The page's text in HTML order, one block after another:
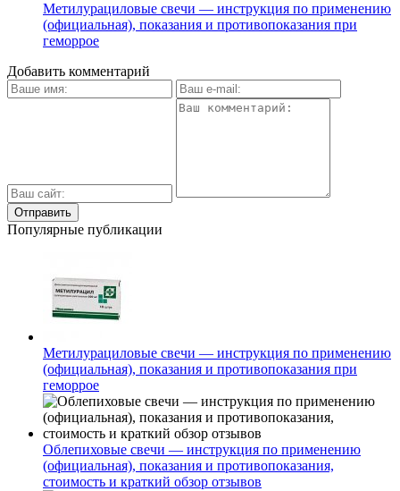
Метилурациловые свечи — инструкция по применению
(официальная), показания и противопоказания при
геморрое
Добавить комментарий
Популярные публикации
Метилурациловые свечи — инструкция по применению
(официальная), показания и противопоказания при
геморрое
Облепиховые свечи — инструкция по применению
(официальная), показания и противопоказания,
стоимость и краткий обзор отзывов